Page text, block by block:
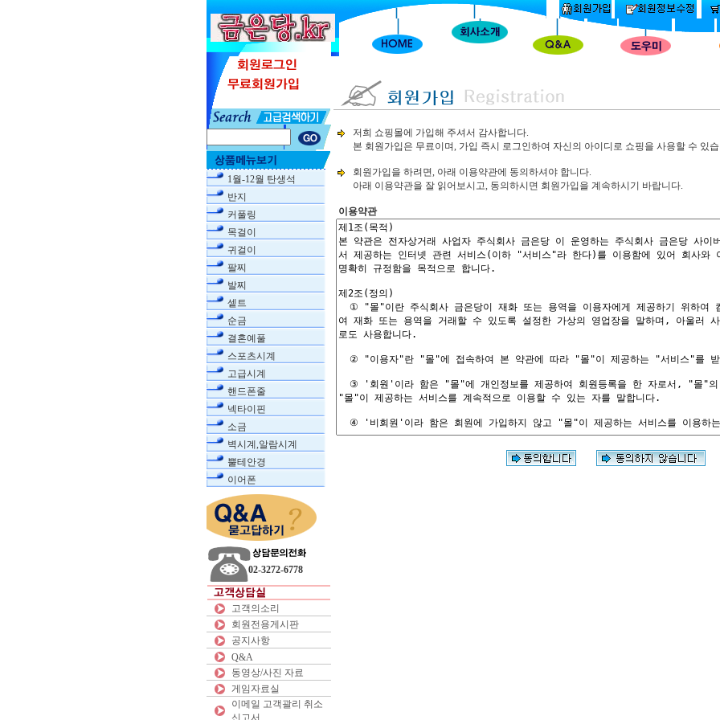
1월-12월 탄생석
반지
커풀링
목걸이
귀걸이
팔찌
발찌
셑트
순금
결혼예풀
스포츠시계
고급시계
핸드폰줄
넥타이핀
소금
벽시계,알람시계
뿔테안경
이어폰
02-3272-6778
고객의소리
회원전용게시판
공지사항
Q&A
동영상/사진 자료
게임자료실
이메일 고객괄리 취소
신고서
저희 쇼핑몰에 가입해 주셔서 감사합니다.
본 회원가입은 무료이며, 가입 즉시 로그인하여 자신의 아이디로 쇼핑을 사용할 수 있
회원가입을 하려면, 아래 이용약관에 동의하셔야 합니다.
아래 이용약관을 잘 읽어보시고, 동의하시면 회원가입을 계속하시기 바랍니다.
이용약관